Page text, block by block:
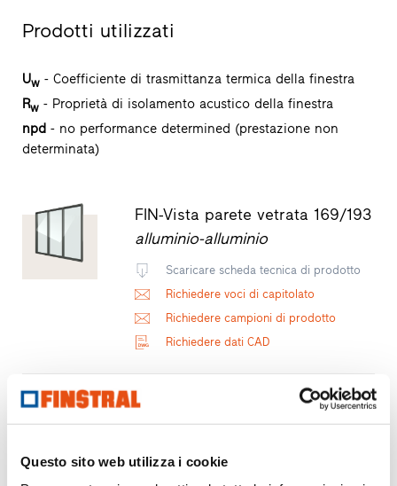
Questo sito web utilizza i cookie
Prodotti utilizzati
Uw- Coefficiente di trasmittanza termica della finestra
Rw- Proprietà di isolamento acustico della finestra
npd- no performance determined (prestazione non
determinata)
FIN-Vista parete vetrata 169/193
alluminio-alluminio
Scaricare scheda tecnica di prodotto
Richiedere voci di capitolato
Richiedere campioni di prodotto
Richiedere dati CAD
FIN-Project Nova-line 78/88
Scaricare scheda tecnica di prodotto